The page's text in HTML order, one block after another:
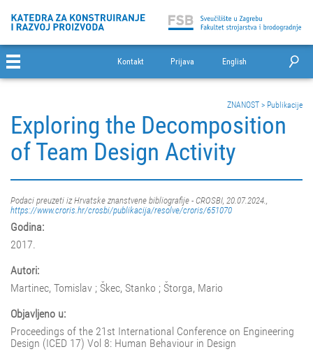
Kontakt Prijava English
ZNANOST > Publikacije
Exploring the Decomposition
of Team Design Activity
Podaci preuzeti iz Hrvatske znanstvene bibliografije - CROSBI, 20.07.2024.,
https://www.croris.hr/crosbi/publikacija/resolve/croris/651070
Godina:
2017.
Autori:
Martinec, Tomislav ; Škec, Stanko ; Štorga, Mario
Objavljeno u:
Proceedings of the 21st International Conference on Engineering
Design (ICED 17) Vol 8: Human Behaviour in Design